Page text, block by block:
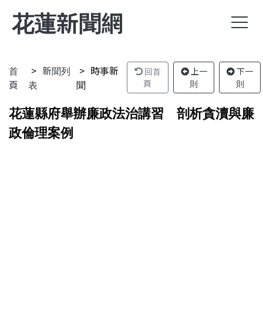
花蓮新聞網
首
頁
新聞列
表
時事新
聞
回首
頁
上一
則
下一
則
花蓮縣府舉辦廉政法治講習 剖析貪瀆與廉
政倫理案例